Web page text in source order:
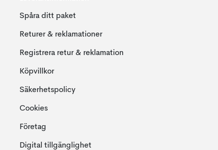
Spåra ditt paket
Returer & reklamationer
Registrera retur & reklamation
Köpvillkor
Säkerhetspolicy
Cookies
Företag
Digital tillgänglighet